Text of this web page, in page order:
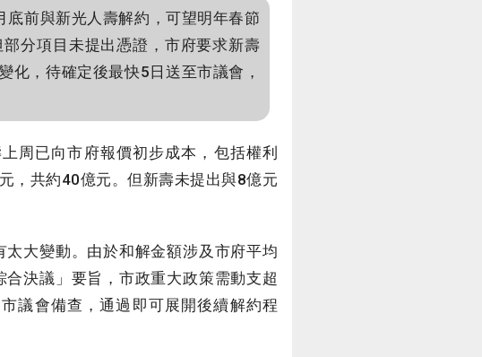
前與新光人壽解約，可望明年春節
分項目未提出憑證，市府要求新壽
化，待確定後最快5日送至市議會，
周已向市府報價初步成本，包括權利
，共約40億元。但新壽未提出與8億元
大變動。由於和解金額涉及市府平均
決議」要旨，市政重大政策需動支超
議會備查，通過即可展開後續解約程